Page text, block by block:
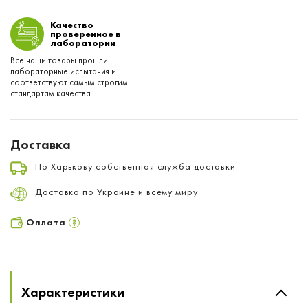
Качество
проверенное в
лаборатории
Все наши товары прошли
лабораторные испытания и
соответствуют самым строгим
стандартам качества.
Доставка
По Харькову собственная служба доставки
Доставка по Украине и всему миру
Оплата
Характеристики